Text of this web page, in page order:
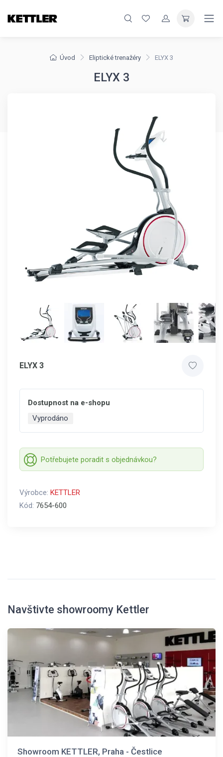
Úvod Eliptické trenažéry ELYX 3
ELYX 3
ELYX 3
Dostupnost na e-shopu
Vyprodáno
Potřebujete poradit s objednávkou?
Výrobce: KETTLER
Kód: 7654-600
Navštivte showroomy Kettler
Showroom KETTLER, Praha - Čestlice